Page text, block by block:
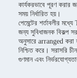
কার্যকরভাবে পূরণ করার
সময় নির্ধারিত হয়।
পেমেন্টের শর্তাবলীর
জন্য সুবিধাজনক বিকল্প
অনুসারে arranged করা
নিশ্চিত করে। সরাসরি
গুণমান এবং